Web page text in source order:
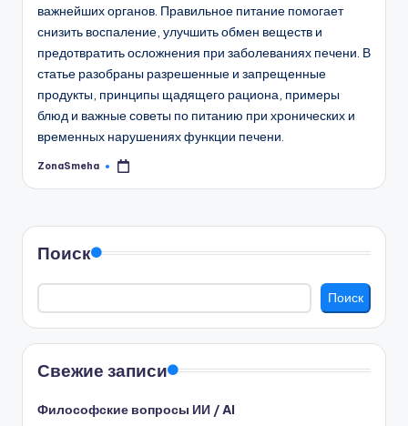
важнейших органов. Правильное питание помогает
снизить воспаление, улучшить обмен веществ и
предотвратить осложнения при заболеваниях печени. В
статье разобраны разрешенные и запрещенные
продукты, принципы щадящего рациона, примеры
блюд и важные советы по питанию при хронических и
временных нарушениях функции печени.
Запись
ZonaSmeha
Поиск
Поиск
Свежие записи
Философские вопросы ИИ / AI